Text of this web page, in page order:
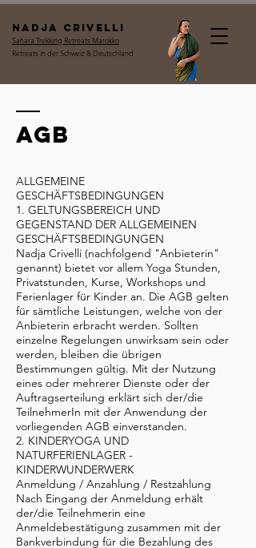
Nadja Crivelli
Sahara Trekking Retreats Marokko
Retreats in der Schweiz & Deutschland
AGB
ALLGEMEINE
GESCHÄFTSBEDINGUNGEN
1. GELTUNGSBEREICH UND
GEGENSTAND DER ALLGEMEINEN
GESCHÄFTSBEDINGUNGEN
Nadja Crivelli (nachfolgend "Anbieterin"
genannt) bietet vor allem Yoga Stunden,
Privatstunden, Kurse, Workshops und
Ferienlager für Kinder an. Die AGB gelten
für sämtliche Leistungen, welche von der
Anbieterin erbracht werden. Sollten
einzelne Regelungen unwirksam sein oder
werden, bleiben die übrigen
Bestimmungen gültig. Mit der Nutzung
eines oder mehrerer Dienste oder der
Auftragserteilung erklärt sich der/die
TeilnehmerIn mit der Anwendung der
vorliegenden AGB einverstanden.
2. KINDERYOGA UND
NATURFERIENLAGER -
KINDERWUNDERWERK
Anmeldung / Anzahlung / Restzahlung
Nach Eingang der Anmeldung erhält
der/die Teilnehmerin eine
Anmeldebestätigung zusammen mit der
Bankverbindung für die Bezahlung des